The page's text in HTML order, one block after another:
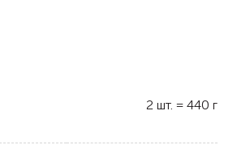
2 шт. = 440 г